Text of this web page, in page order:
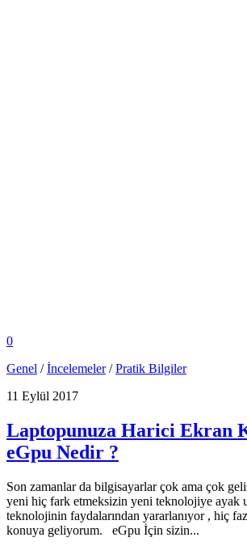
0
Genel /İncelemeler/Pratik Bilgiler
11 Eylül 2017
Laptopunuza Harici Ekran
eGpu Nedir ?
Son zamanlar da bilgisayarlar çok ama çok
yeni hiç fark etmeksizin yeni teknolojiye ayak
teknolojinin faydalarından yararlanıyor , hiç
konuya geliyorum. eGpu İçin sizin...